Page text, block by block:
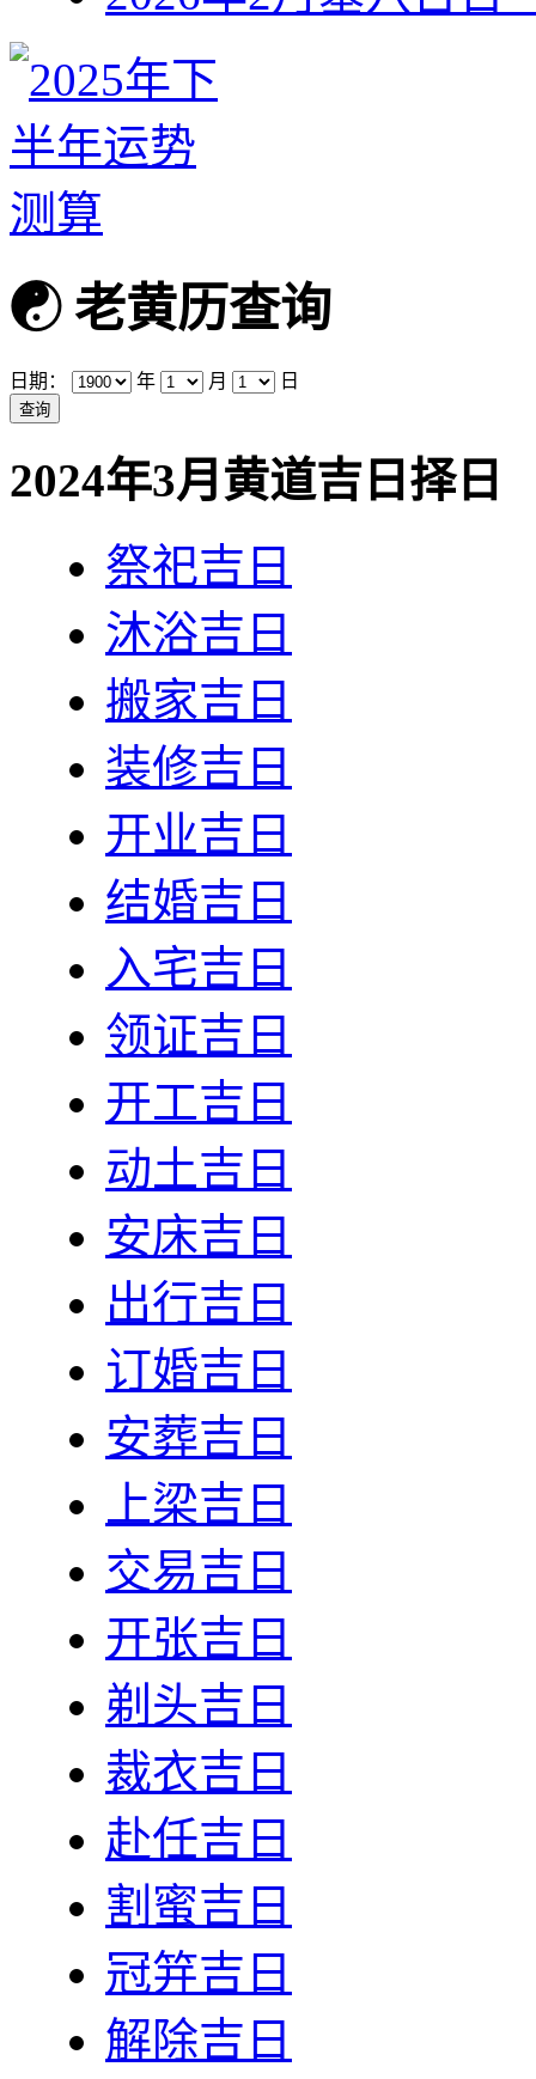
☯老黄历查询
日期： 年 月 日
2024年3月黄道吉日择日
祭祀吉日
沐浴吉日
搬家吉日
装修吉日
开业吉日
结婚吉日
入宅吉日
领证吉日
开工吉日
动土吉日
安床吉日
出行吉日
订婚吉日
安葬吉日
上梁吉日
交易吉日
开张吉日
剃头吉日
裁衣吉日
赴任吉日
割蜜吉日
冠笄吉日
解除吉日